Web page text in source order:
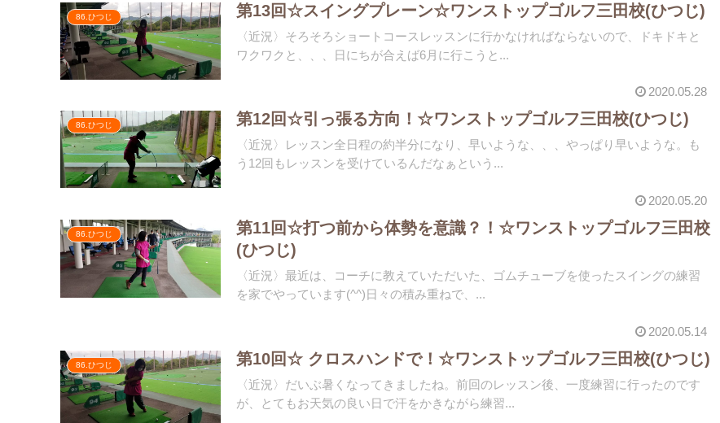
86.ひつじ 第13回☆スイングプレーン☆ワンストップゴルフ三田校(ひつじ)
〈近況〉そろそろショートコースレッスンに行かなければならないので、ドキドキと
ワクワクと、、、日にちが合えば6月に行こうと...
2020.05.28
86.ひつじ 第12回☆引っ張る方向！☆ワンストップゴルフ三田校(ひつじ)
〈近況〉レッスン全日程の約半分になり、早いような、、、やっぱり早いような。も
う12回もレッスンを受けているんだなぁという...
2020.05.20
86.ひつじ
第11回☆打つ前から体勢を意識？！☆ワンストップゴルフ三田校
(ひつじ)
〈近況〉最近は、コーチに教えていただいた、ゴムチューブを使ったスイングの練習
を家でやっています(^^)日々の積み重ねで、...
2020.05.14
86.ひつじ 第10回☆ クロスハンドで！☆ワンストップゴルフ三田校(ひつじ)
〈近況〉だいぶ暑くなってきましたね。前回のレッスン後、一度練習に行ったのです
が、とてもお天気の良い日で汗をかきながら練習...